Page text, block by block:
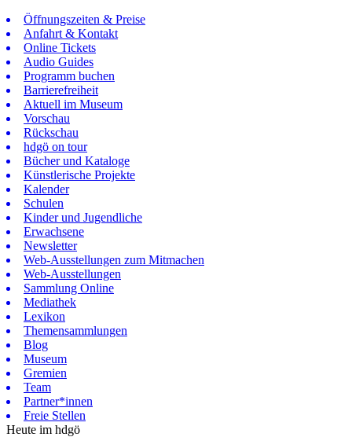
Öffnungszeiten & Preise
Anfahrt & Kontakt
Online Tickets
Audio Guides
Programm buchen
Barrierefreiheit
Aktuell im Museum
Vorschau
Rückschau
hdgö on tour
Bücher und Kataloge
Künstlerische Projekte
Kalender
Schulen
Kinder und Jugendliche
Erwachsene
Newsletter
Web-Ausstellungen zum Mitmachen
Web-Ausstellungen
Sammlung Online
Mediathek
Lexikon
Themensammlungen
Blog
Museum
Gremien
Team
Partner*innen
Freie Stellen
Heute im hdgö